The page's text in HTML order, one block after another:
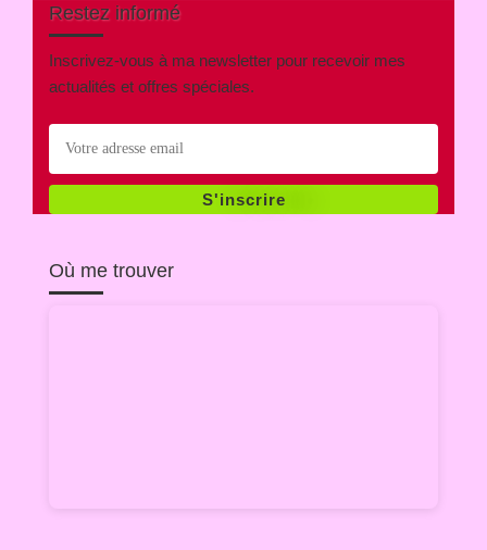
Où me trouver
Restez informé
Inscrivez-vous à ma newsletter pour recevoir mes
actualités et offres spéciales.
S'inscrire